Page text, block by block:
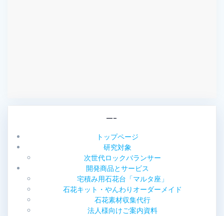
—–
トップページ
研究対象
次世代ロックバランサー
開発商品とサービス
宅積み用石花台「マルタ座」
石花キット・やんわりオーダーメイド
石花素材収集代行
法人様向けご案内資料